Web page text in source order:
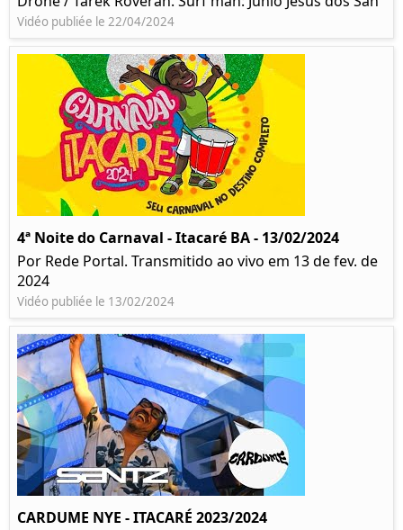
Vidéo publiée le 22/04/2024
4ª Noite do Carnaval - Itacaré BA - 13/02/2024
Por Rede Portal. Transmitido ao vivo em 13 de fev. de
2024
Vidéo publiée le 13/02/2024
CARDUME NYE - ITACARÉ 2023/2024